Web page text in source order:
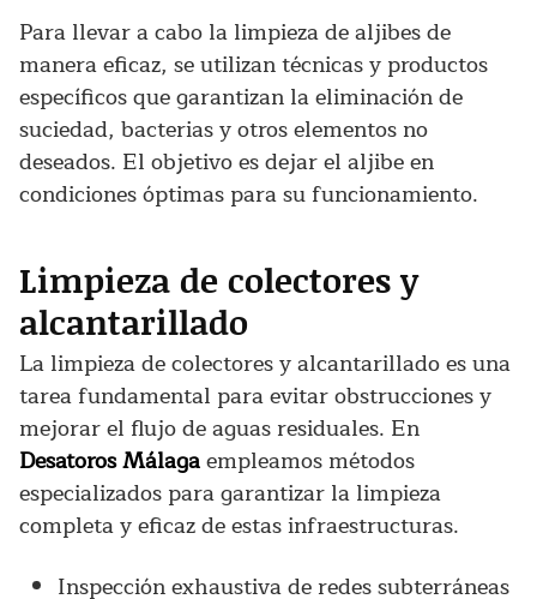
Para llevar a cabo la limpieza de aljibes de
manera eficaz, se utilizan técnicas y productos
específicos que garantizan la eliminación de
suciedad, bacterias y otros elementos no
deseados. El objetivo es dejar el aljibe en
condiciones óptimas para su funcionamiento.
Limpieza de colectores y
alcantarillado
La limpieza de colectores y alcantarillado es una
tarea fundamental para evitar obstrucciones y
mejorar el flujo de aguas residuales. En
Desatoros Málagaempleamos métodos
especializados para garantizar la limpieza
completa y eficaz de estas infraestructuras.
Inspección exhaustiva de redes subterráneas